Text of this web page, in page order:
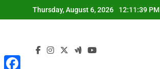
to
Thursday, August 6, 2026 12:11:40 PM